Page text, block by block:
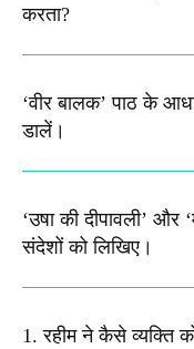
करता?
‘वीर बालक’ पाठ के
डालें।
‘उषा की दीपावली’ और
संदेशों को लिखिए।
1. रहीम ने कैसे व्यक्ति